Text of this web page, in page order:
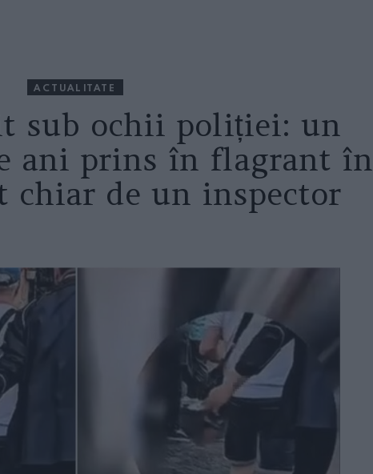
ACTUALITATE
sub ochii poliției: un
ani prins în flagrant în
chiar de un inspector